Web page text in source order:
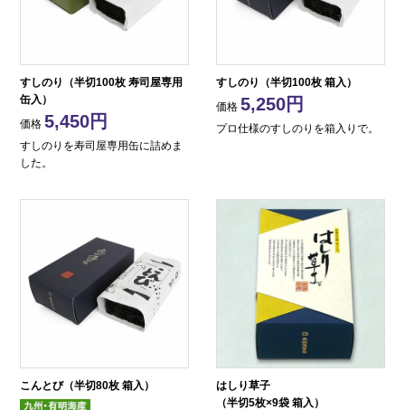
すしのり（半切100枚 寿司屋専用
缶入）
価格 5,450
すしのりを寿司屋専用缶に詰めま
した。
すしのり（半切100枚 箱入）
価格 5,250
プロ仕様のすしのりを箱入りで。
こんとび（半切80枚 箱入）
はしり草子
（半切5枚×9袋 箱入）